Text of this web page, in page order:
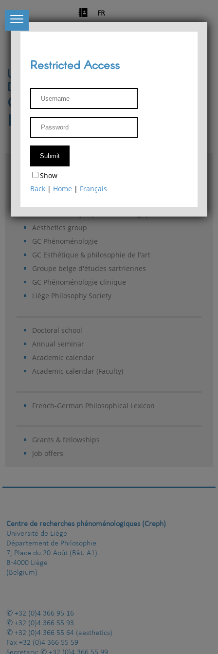
FR
University of Liège
Départment of Philosophy
Center for Phenomenological
Research
Access & maps
Philosophy Department Library
Aesthetics group
GC Phénoménologie
GC Esthétique & philosophie de l'art
Groupe belge d'études sartriennes
GC Phénoménologie clinique
Liège Philosophy Society
Doctoral school
Annual seminar
Academic calendar
Academic calendar (Faculty)
French-German Philosophical Lexicon
Grants & fellowships
Job offers
Restricted Access
Show
Back | Home | Français
Centre de recherches phénoménologiques (Creph)
Université de Liège
Département de Philosophie
7, Place du 20-Août (Bât. A1)
B-4000 Liège
(Belgium)
+32 (0)4 366 95 16
+32 (0)4 366 55 93
+32 (0)4 366 55 64 (aesthetics)
Fax +32 (0)4 366 55 59